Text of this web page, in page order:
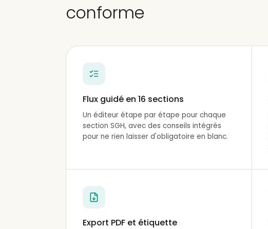
conforme
Flux guidé en 16 sections
Un éditeur étape par étape pour chaque
section SGH, avec des conseils intégrés
pour ne rien laisser d'obligatoire en blanc.
Export PDF et étiquette